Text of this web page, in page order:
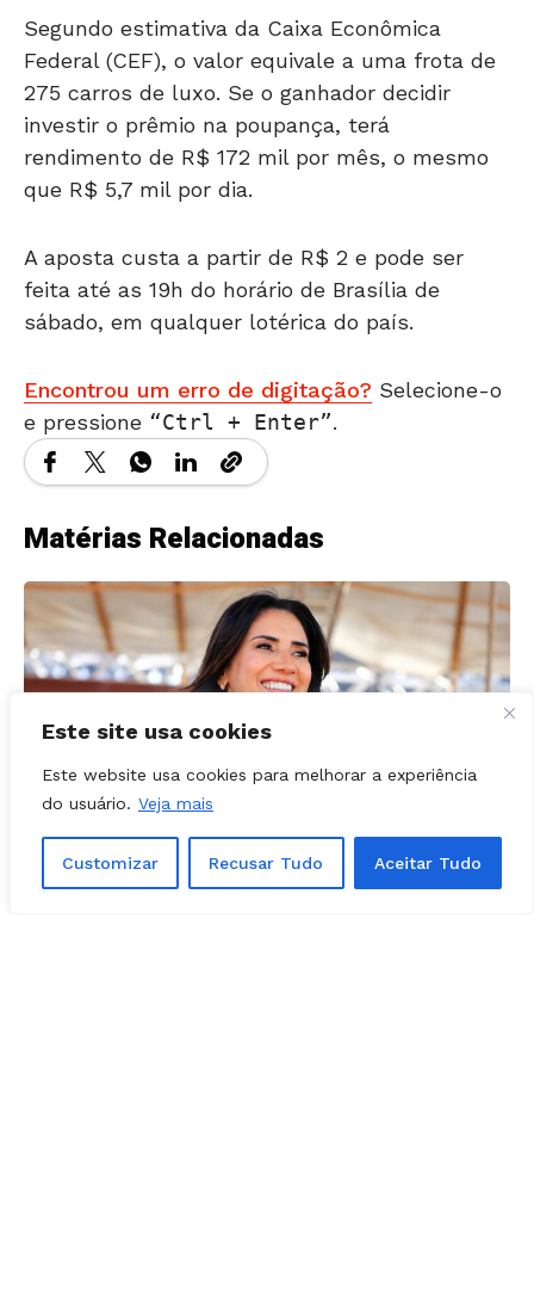
Este site usa cookies
Este website usa cookies para melhorar a experiência
do usuário. Veja mais
Customizar Recusar Tudo Aceitar Tudo
Federal (CEF), o valor equivale a uma frota de
275 carros de luxo. Se o ganhador decidir
investir o prêmio na poupança, terá
rendimento de R$ 172 mil por mês, o mesmo
que R$ 5,7 mil por dia.
feita até as 19h do horário de Brasília de
sábado, em qualquer lotérica do país.
e pressione Ctrl + Enter .
Matérias Relacionadas
POLÍTICA - GOIÁS 03, agosto, 2026